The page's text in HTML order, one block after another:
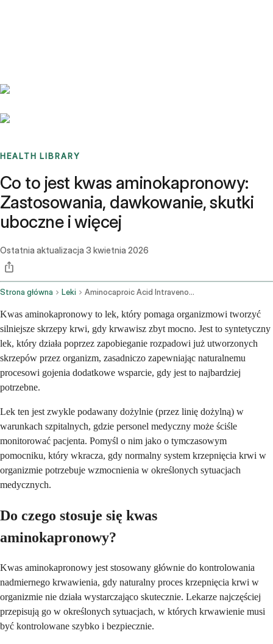
HEALTH LIBRARY
Co to jest kwas aminokapronowy:
Zastosowania, dawkowanie, skutki
uboczne i więcej
Ostatnia aktualizacja 3 kwietnia 2026
Strona główna Leki Aminocaproic Acid Intravenous Route
Kwas aminokapronowy to lek, który pomaga organizmowi tworzyć
silniejsze skrzepy krwi, gdy krwawisz zbyt mocno. Jest to syntetyczny
lek, który działa poprzez zapobieganie rozpadowi już utworzonych
skrzepów przez organizm, zasadniczo zapewniając naturalnemu
procesowi gojenia dodatkowe wsparcie, gdy jest to najbardziej
potrzebne.
Lek ten jest zwykle podawany dożylnie (przez linię dożylną) w
warunkach szpitalnych, gdzie personel medyczny może ściśle
monitorować pacjenta. Pomyśl o nim jako o tymczasowym
pomocniku, który wkracza, gdy normalny system krzepnięcia krwi w
organizmie potrzebuje wzmocnienia w określonych sytuacjach
medycznych.
Do czego stosuje się kwas
aminokapronowy?
Kwas aminokapronowy jest stosowany głównie do kontrolowania
nadmiernego krwawienia, gdy naturalny proces krzepnięcia krwi w
organizmie nie działa wystarczająco skutecznie. Lekarze najczęściej
przepisują go w określonych sytuacjach, w których krwawienie musi
być kontrolowane szybko i bezpiecznie.